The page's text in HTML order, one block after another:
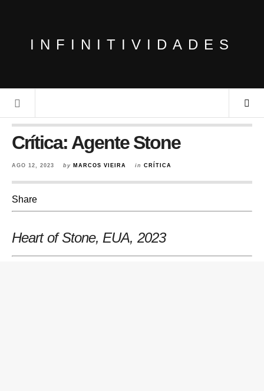
INFINITIVIDADES
Crítica: Agente Stone
AGO 12, 2023 by MARCOS VIEIRA in CRÍTICA
Share
Heart of Stone, EUA, 2023